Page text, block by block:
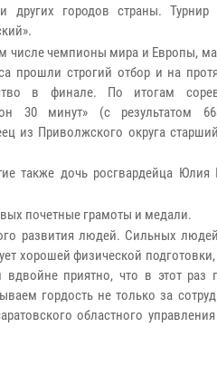
других городов страны.
числе чемпионы мира и Европы,
прошли строгий отбор и на
в финале. По итогам
30 минут» (с результатом
из Приволжского округа
также дочь росгвардейца Юлия
почетные грамоты и медали.
развития людей. Сильных
хорошей физической подготовки,
приятно, что в этот раз
гордость не только за
областного